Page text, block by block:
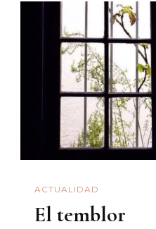
ACTUALIDAD
El temblor